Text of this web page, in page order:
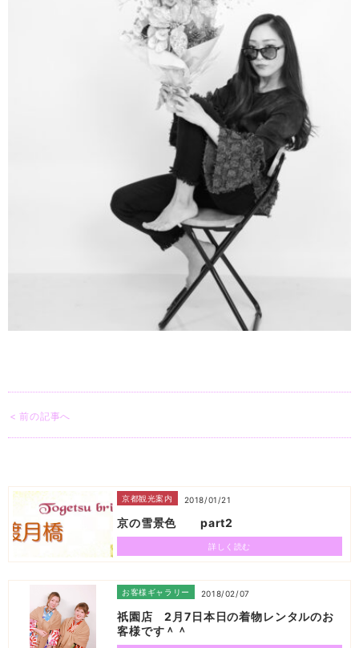
< 前の記事へ
京都観光案内 2018/01/21
京の雪景色 part2
詳しく読む
お客様ギャラリー 2018/02/07
祇園店 2月7日本日の着物レンタルのお
客様です＾＾